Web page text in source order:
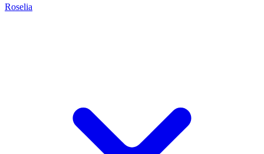
Roselia